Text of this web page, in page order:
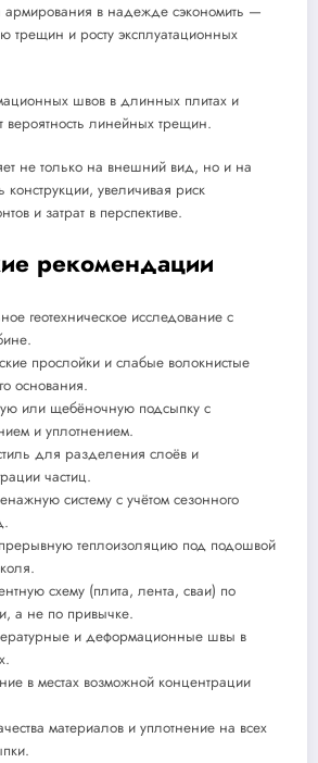
в надежде сэкономить —
трещин и росту эксплуатационных
швов в длинных плитах и
вероятность линейных трещин.
не только на внешний вид, но и на
конструкции, увеличивая риск
и затрат в перспективе.
рекомендации
геотехническое исследование с
прослойки и слабые волокнистые
основания.
или щебёночную подсыпку с
и уплотнением.
для разделения слоёв и
частиц.
систему с учётом сезонного
теплоизоляцию под подошвой
схему (плита, лента, сваи) по
а не по привычке.
и деформационные швы в
в местах возможной концентрации
материалов и уплотнение на всех